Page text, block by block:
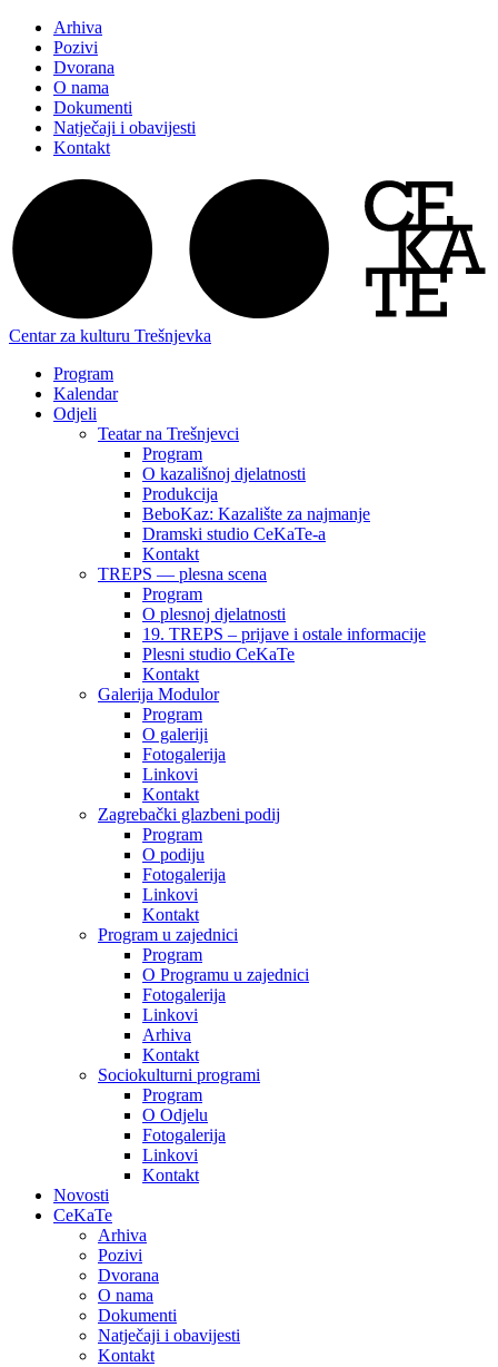
Arhiva
Pozivi
Dvorana
O nama
Dokumenti
Natječaji i obavijesti
Kontakt
Centar za kulturu Trešnjevka
Program
Kalendar
Odjeli
Teatar na Trešnjevci
Program
O kazališnoj djelatnosti
Produkcija
BeboKaz: Kazalište za najmanje
Dramski studio CeKaTe-a
Kontakt
TREPS — plesna scena
Program
O plesnoj djelatnosti
19. TREPS – prijave i ostale informacije
Plesni studio CeKaTe
Kontakt
Galerija Modulor
Program
O galeriji
Fotogalerija
Linkovi
Kontakt
Zagrebački glazbeni podij
Program
O podiju
Fotogalerija
Linkovi
Kontakt
Program u zajednici
Program
O Programu u zajednici
Fotogalerija
Linkovi
Arhiva
Kontakt
Sociokulturni programi
Program
O Odjelu
Fotogalerija
Linkovi
Kontakt
Novosti
CeKaTe
Arhiva
Pozivi
Dvorana
O nama
Dokumenti
Natječaji i obavijesti
Kontakt